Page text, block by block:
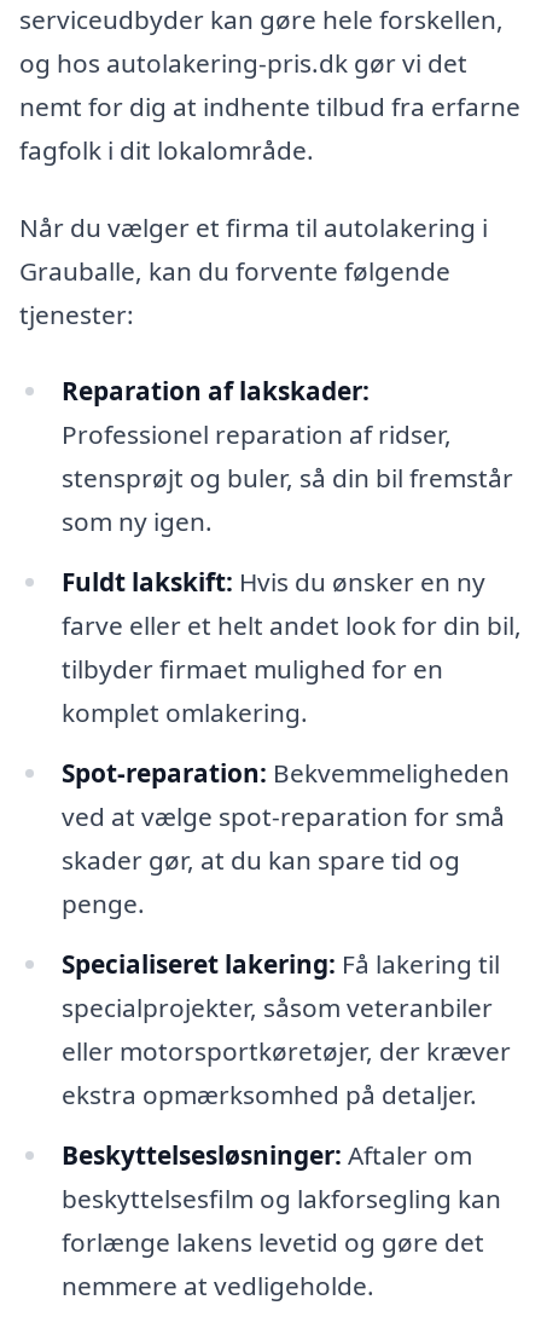
serviceudbyder kan gøre hele forskellen,
og hos autolakering-pris.dk gør vi det
nemt for dig at indhente tilbud fra erfarne
fagfolk i dit lokalområde.
Når du vælger et firma til autolakering i
Grauballe, kan du forvente følgende
tjenester:
Reparation af lakskader:
Professionel reparation af ridser,
stensprøjt og buler, så din bil fremstår
som ny igen.
Fuldt lakskift: Hvis du ønsker en ny
farve eller et helt andet look for din bil,
tilbyder firmaet mulighed for en
komplet omlakering.
Spot-reparation: Bekvemmeligheden
ved at vælge spot-reparation for små
skader gør, at du kan spare tid og
penge.
Specialiseret lakering: Få lakering til
specialprojekter, såsom veteranbiler
eller motorsportkøretøjer, der kræver
ekstra opmærksomhed på detaljer.
Beskyttelsesløsninger: Aftaler om
beskyttelsesfilm og lakforsegling kan
forlænge lakens levetid og gøre det
nemmere at vedligeholde.